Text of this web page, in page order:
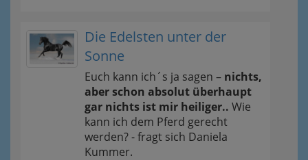
Die Edelsten unter der
Sonne
Euch kann ich´s ja sagen – nichts,
aber schon absolut überhaupt
gar nichts ist mir heiliger.. Wie
kann ich dem Pferd gerecht
werden? - fragt sich Daniela
Kummer.